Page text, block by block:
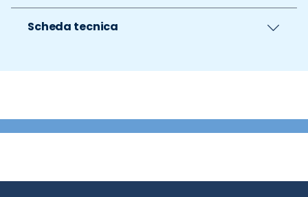
Scheda tecnica